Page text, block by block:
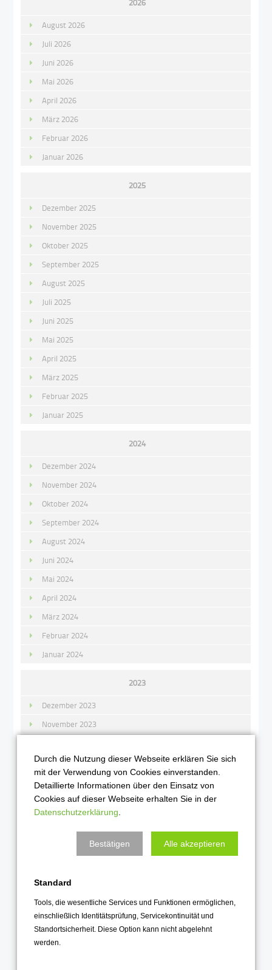
2026
August 2026
Juli 2026
Juni 2026
Mai 2026
April 2026
März 2026
Februar 2026
Januar 2026
2025
Dezember 2025
November 2025
Oktober 2025
September 2025
August 2025
Juli 2025
Juni 2025
Mai 2025
April 2025
März 2025
Februar 2025
Januar 2025
2024
Dezember 2024
November 2024
Oktober 2024
September 2024
August 2024
Juni 2024
Mai 2024
April 2024
März 2024
Februar 2024
Januar 2024
2023
Dezember 2023
November 2023
September 2023
August 2023
Juli 2023
Juni 2023
April 2023
Januar 2023
Durch die Nutzung dieser Webseite erklären Sie sich
mit der Verwendung von Cookies einverstanden.
Detaillierte Informationen über den Einsatz von
Cookies auf dieser Webseite erhalten Sie in der
Datenschutzerklärung
Bestätigen Alle akzeptieren
Standard
Tools, die wesentliche Services und Funktionen ermöglichen,
einschließlich Identitätsprüfung, Servicekontinuität und
Standortsicherheit. Diese Option kann nicht abgelehnt
werden.